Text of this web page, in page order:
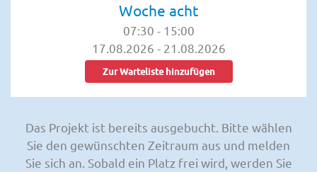
Woche acht
07:30 - 15:00
17.08.2026 - 21.08.2026
Zur Warteliste hinzufügen
Das Projekt ist bereits ausgebucht. Bitte wählen
Sie den gewünschten Zeitraum aus und melden
Sie sich an. Sobald ein Platz frei wird, werden Sie